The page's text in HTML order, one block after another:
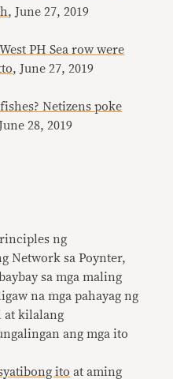
, June 27, 2019
PH Sea row were
, June 27, 2019
Netizens poke
28, 2019
ng
Network sa Poynter,
sa mga maling
na mga pahayag ng
at kilalang
ang mga ito
ito at aming